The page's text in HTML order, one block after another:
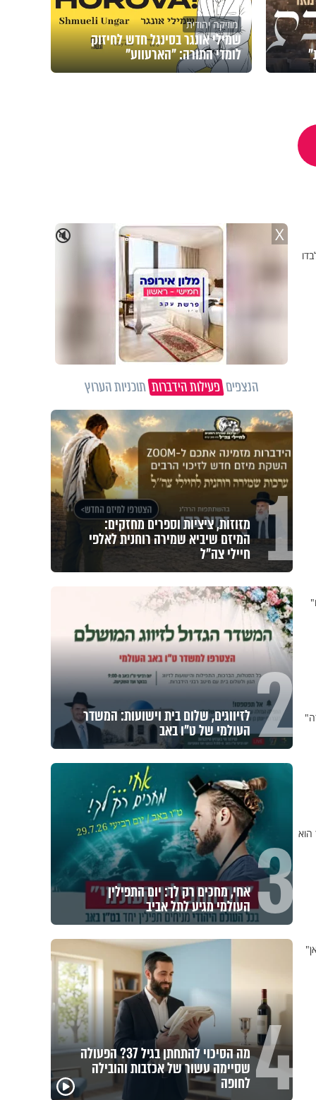
מוזיקה יהודית
שמילי אונגר בסינגל חדש לחיזוק
לומדי התורה: "הארעווע"
הוא
🔇 X
הנצפיםפעילות הידברותתוכניות הערוץ
1 מזוזות, ציציות וספרים מחזקים:
המיזם שיביא שמירה רוחנית לאלפי
חיילי צה"ל
2 לזיווגים, שלום בית וישועות: המשדר
העולמי של ט"ו באב
3 אחי, מחכים רק לך: יום התפילין
העולמי מגיע לתל אביב
4 מה הסיכוי להתחתן בגיל 37? הפעולה
שסיימה עשור של אכזבות והובילה
לחופה